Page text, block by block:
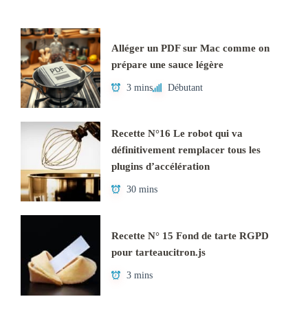
Alléger un PDF sur Mac comme on
prépare une sauce légère
3 mins Débutant
Recette N°16 Le robot qui va
définitivement remplacer tous les
plugins d’accélération
30 mins
Recette N° 15 Fond de tarte RGPD
pour tarteaucitron.js
3 mins